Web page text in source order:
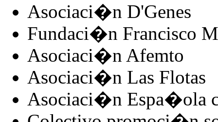
Asociaci�n D'Genes
Fundaci�n Francisco
Asociaci�n Afemto
Asociaci�n Las Flotas
Asociaci�n Espa�ola